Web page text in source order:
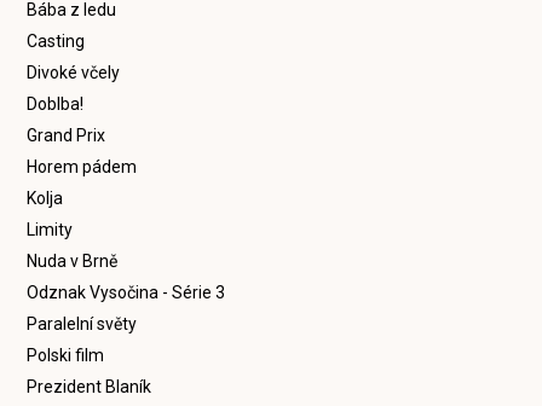
Bába z ledu
Casting
Divoké včely
Doblba!
Grand Prix
Horem pádem
Kolja
Limity
Nuda v Brně
Odznak Vysočina - Série 3
Paralelní světy
Polski film
Prezident Blaník